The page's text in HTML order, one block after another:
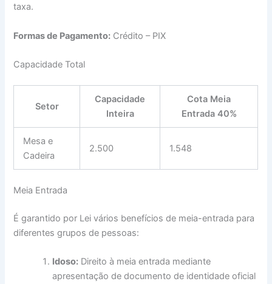
taxa.
Formas de Pagamento: Crédito – PIX
Capacidade Total
Setor
Capacidade
Inteira
Cota Meia
Entrada 40%
Mesa e
Cadeira
2.500 1.548
Meia Entrada
É garantido por Lei vários benefícios de meia-entrada para
diferentes grupos de pessoas:
Idoso: Direito à meia entrada mediante
apresentação de documento de identidade oficial